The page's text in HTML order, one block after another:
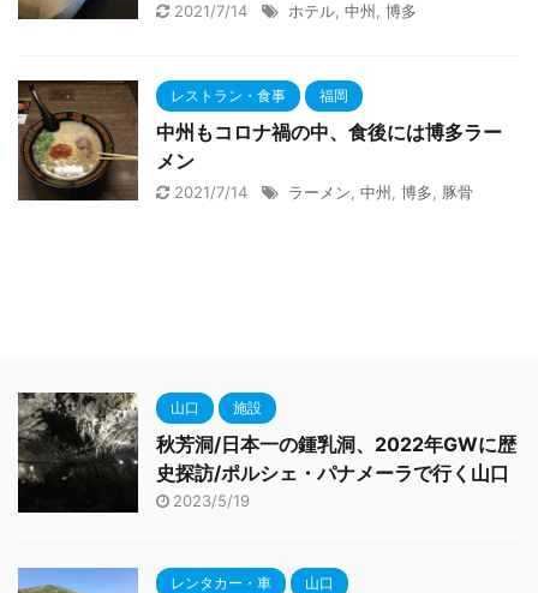
2021/7/14 ホテル 中州 博多
レストラン・食事 福岡
中州もコロナ禍の中、食後には博多ラー
メン
2021/7/14 ラーメン 中州 博多 豚骨
山口 施設
秋芳洞/日本一の鍾乳洞、2022年GWに歴
史探訪/ポルシェ・パナメーラで行く山口
2023/5/19
レンタカー・車 山口